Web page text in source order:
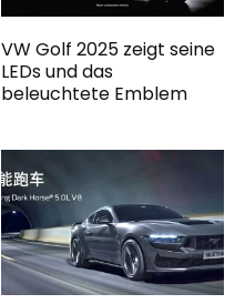
VW Golf 2025 zeigt seine
LEDs und das
beleuchtete Emblem